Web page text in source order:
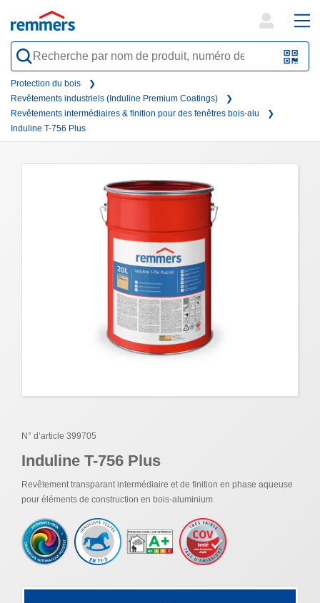
QR-
search
form
Protection du bois
Revêtements industriels (Induline Premium Coatings)
Revêtements intermédiaires & finition pour des fenêtres bois-alu
Induline T-756 Plus
N° d’article 399705
Induline T-756 Plus
Revêtement transparant intermédiaire et de finition en phase aqueuse
pour éléments de construction en bois-aluminium